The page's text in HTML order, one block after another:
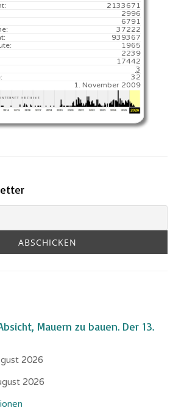
2133671
2996
6791
37222
939367
1965️
2239
17442️
3
32
1. November 2009
Mauern zu bauen. Der 13.
2026
2026